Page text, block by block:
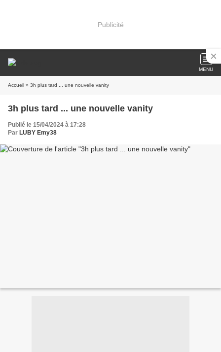
Publicité
MENU
Accueil » 3h plus tard ... une nouvelle vanity
3h plus tard ... une nouvelle vanity
Publié le 15/04/2024 à 17:28
Par LUBY Emy38